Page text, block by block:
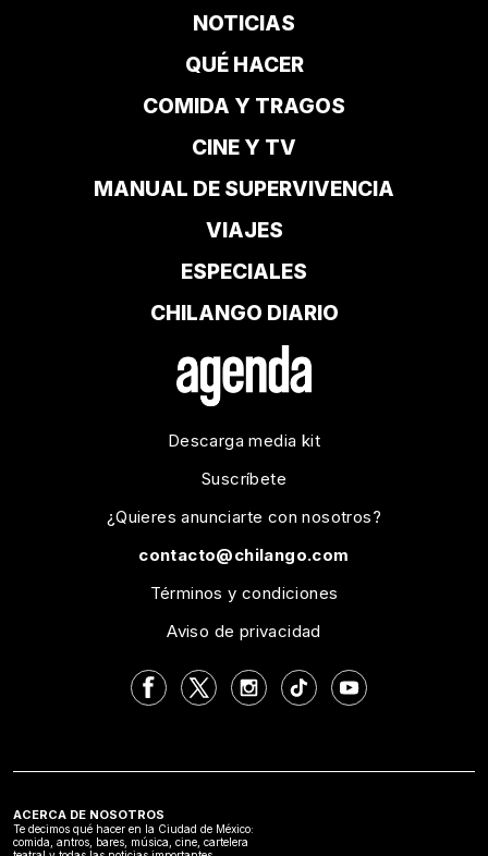
NOTICIAS
QUÉ HACER
COMIDA Y TRAGOS
CINE Y TV
MANUAL DE SUPERVIVENCIA
VIAJES
ESPECIALES
CHILANGO DIARIO
Descarga media kit
Suscríbete
¿Quieres anunciarte con nosotros?
contacto@chilango.com
Términos y condiciones
Aviso de privacidad
ACERCA DE NOSOTROS
Te decimos qué hacer en la Ciudad de México:
comida, antros, bares, música, cine, cartelera